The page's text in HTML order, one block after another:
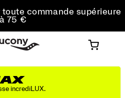
commande supérieure
à 75 €
toutes les commandes
les étudiants -10%
incrediLUX.